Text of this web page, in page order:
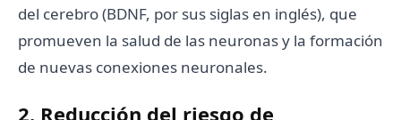
del cerebro (BDNF, por sus siglas en inglés), que
promueven la salud de las neuronas y la formación
de nuevas conexiones neuronales.
2. Reducción del riesgo de